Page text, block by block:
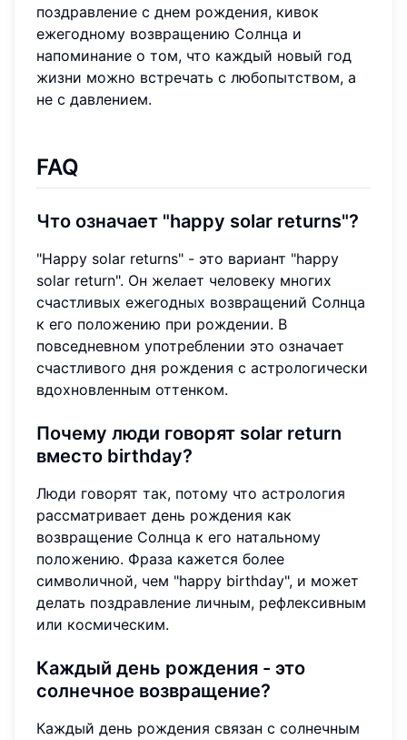
поздравление с днем рождения, кивок
ежегодному возвращению Солнца и
напоминание о том, что каждый новый год
жизни можно встречать с любопытством, а
не с давлением.
FAQ
Что означает "happy solar returns"?
"Happy solar returns" - это вариант "happy
solar return". Он желает человеку многих
счастливых ежегодных возвращений Солнца
к его положению при рождении. В
повседневном употреблении это означает
счастливого дня рождения с астрологически
вдохновленным оттенком.
Почему люди говорят solar return
вместо birthday?
Люди говорят так, потому что астрология
рассматривает день рождения как
возвращение Солнца к его натальному
положению. Фраза кажется более
символичной, чем "happy birthday", и может
делать поздравление личным, рефлексивным
или космическим.
Каждый день рождения - это
солнечное возвращение?
Каждый день рождения связан с солнечным